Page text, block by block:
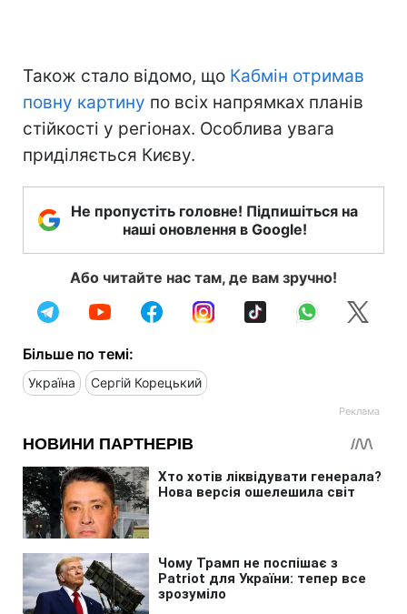
Також стало відомо, що Кабмін отримав
повну картину по всіх напрямках планів
стійкості у регіонах. Особлива увага
приділяється Києву.
Не пропустіть головне! Підпишіться на
наші оновлення в Google!
Або читайте нас там, де вам зручно!
Більше по темі:
Україна Сергій Корецький